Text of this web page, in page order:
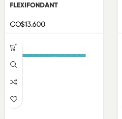
FLEXIFONDANT
CO$13.600